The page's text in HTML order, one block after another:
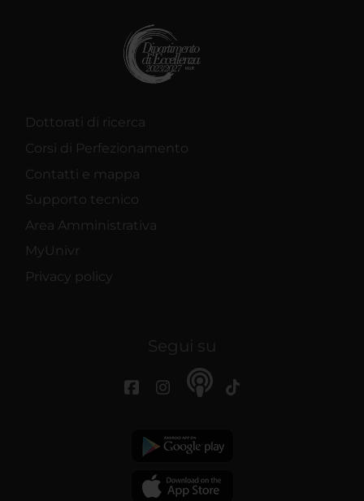
Dottorati di ricerca
Corsi di Perfezionamento
Contatti e mappa
Supporto tecnico
Area Amministrativa
MyUnivr
Privacy policy
Segui su